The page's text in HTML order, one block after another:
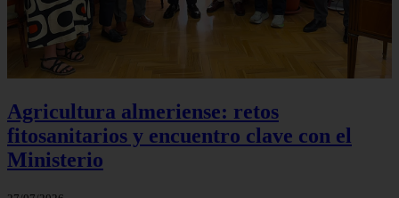
Agricultura almeriense: retos
fitosanitarios y encuentro clave con el
Ministerio